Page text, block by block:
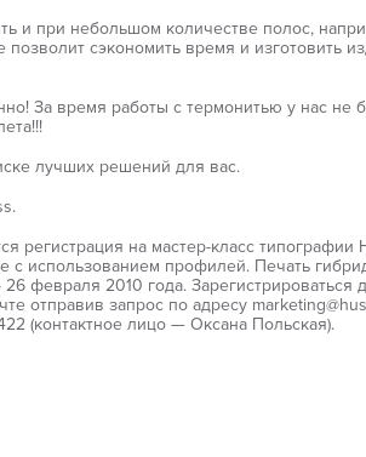
и при небольшом количестве полос,
позволит сэкономить время и изготовить
За время работы с термонитью у нас не
лучших решений для вас.
регистрация на мастер-класс типографии
с использованием профилей. Печать
26 февраля 2010 года. Зарегистрироваться
отправив запрос по адресу
(контактное лицо — Оксана Польская).